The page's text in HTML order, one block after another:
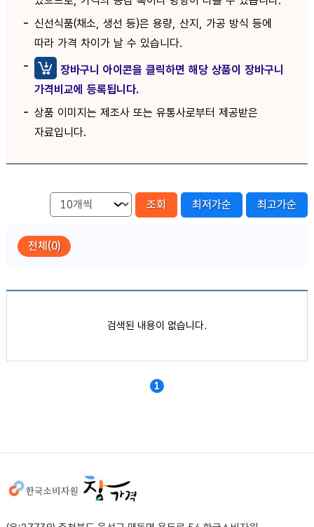
신선식품(채소, 생선 등)은 용량, 산지, 가공 방식 등에
따라 가격 차이가 날 수 있습니다.
장바구니 아이콘을 클릭하면 해당 상품이 장바구니
가격비교에 등록됩니다.
상품 이미지는 제조사 또는 유통사로부터 제공받은
자료입니다.
조회 최저가순 최고가순
전체(0)
검색된 내용이 없습니다.
1